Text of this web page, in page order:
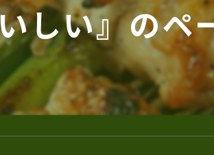
しい』のペ